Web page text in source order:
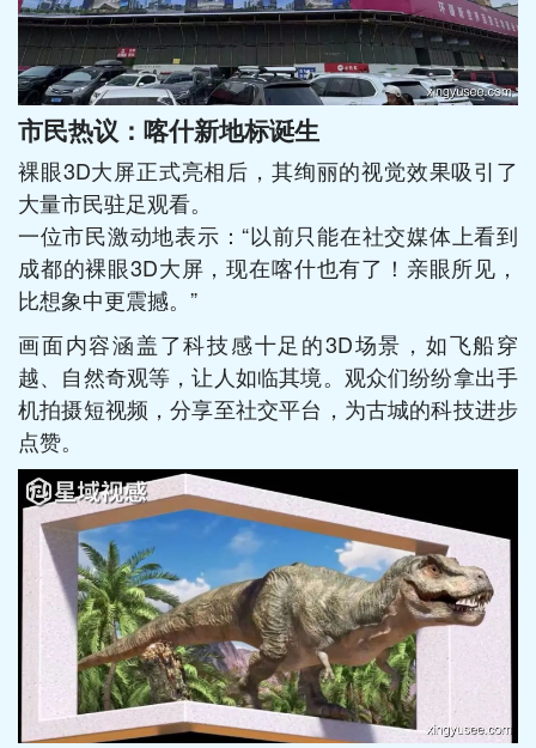
市民热议：喀什新地标诞生
裸眼3D大屏正式亮相后，其绚丽的视觉效果吸引了
大量市民驻足观看。
一位市民激动地表示：“以前只能在社交媒体上看到
成都的裸眼3D大屏，现在喀什也有了！亲眼所见，
比想象中更震撼。”
画面内容涵盖了科技感十足的3D场景，如飞船穿
越、自然奇观等，让人如临其境。观众们纷纷拿出手
机拍摄短视频，分享至社交平台，为古城的科技进步
点赞。